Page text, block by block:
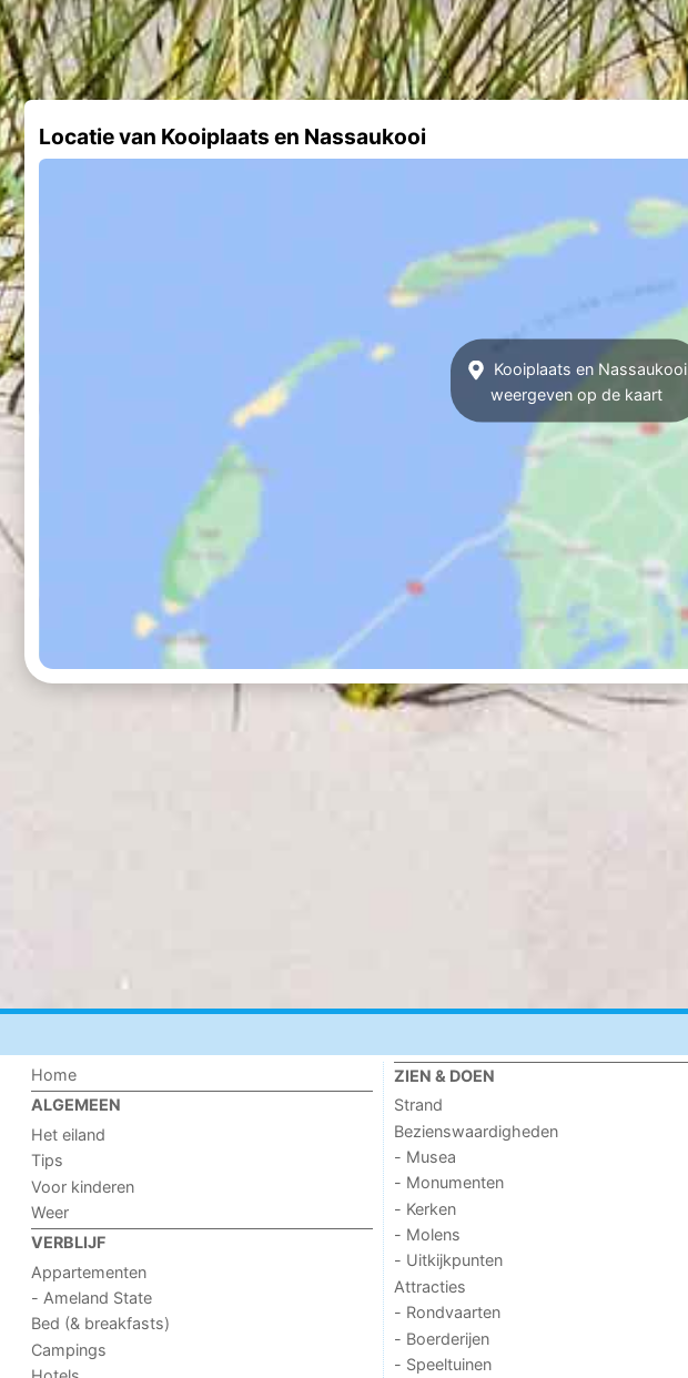
Locatie van Kooiplaats en Nassaukooi
Kooiplaats en Nassaukooi
weergeven op de kaart
Home
ALGEMEEN
Het eiland
Tips
Voor kinderen
Weer
VERBLIJF
Appartementen
- Ameland State
Bed (& breakfasts)
Campings
ZIEN & DOEN
Strand
Bezienswaardigheden
- Musea
- Monumenten
- Kerken
- Molens
- Uitkijkpunten
Attracties
- Rondvaarten
- Boerderijen
- Speeltuinen